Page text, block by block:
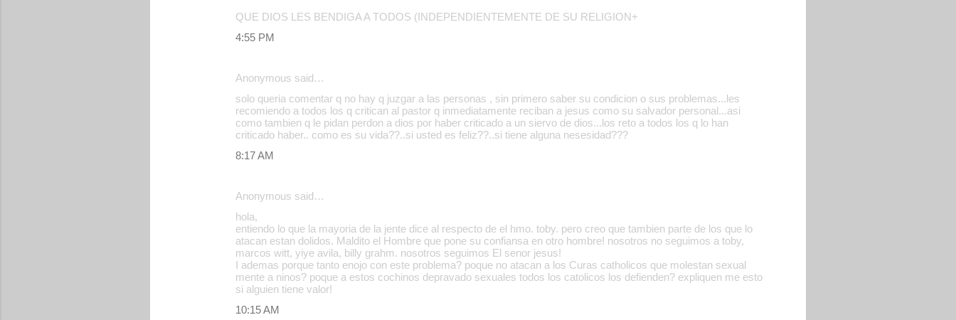
QUE DIOS LES BENDIGA A TODOS (INDEPENDIENTEMENTE DE SU RELIGION+
4:55 PM
Anonymous said…
solo queria comentar q no hay q juzgar a las personas , sin primero saber su condicion o sus problemas...les
recomiendo a todos los q critican al pastor q inmediatamente reciban a jesus como su salvador personal...asi
como tambien q le pidan perdon a dios por haber criticado a un siervo de dios...los reto a todos los q lo han
criticado haber.. como es su vida??..si usted es feliz??..si tiene alguna nesesidad???
8:17 AM
Anonymous said…
hola,
entiendo lo que la mayoria de la jente dice al respecto de el hmo. toby. pero creo que tambien parte de los que lo
atacan estan dolidos. Maldito el Hombre que pone su confiansa en otro hombre! nosotros no seguimos a toby,
marcos witt, yiye avila, billy grahm. nosotros seguimos El senor jesus!
I ademas porque tanto enojo con este problema? poque no atacan a los Curas catholicos que molestan sexual
mente a ninos? poque a estos cochinos depravado sexuales todos los catolicos los defienden? expliquen me esto
si alguien tiene valor!
10:15 AM